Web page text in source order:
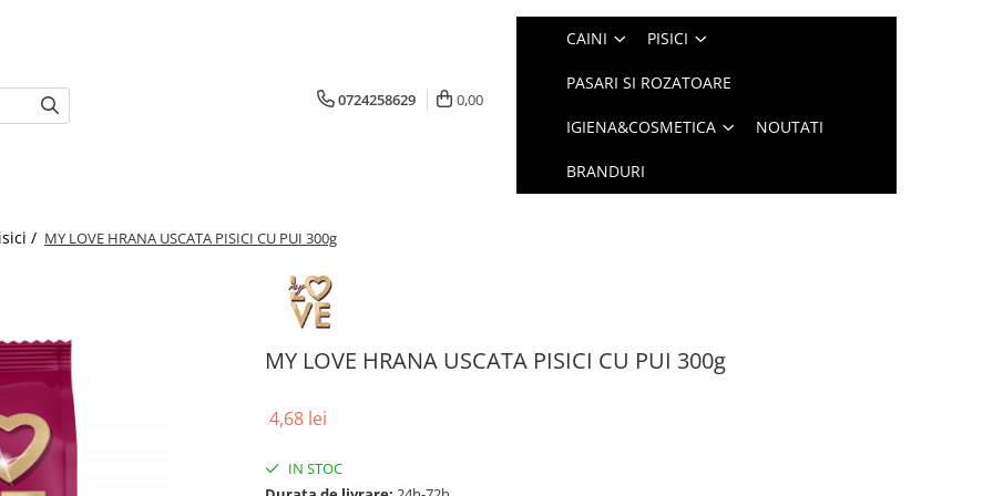
0724258629 0,00
CAINI PISICI
PASARI SI ROZATOARE
IGIENA&COSMETICA NOUTATI
BRANDURI
/ MY LOVE HRANA USCATA PISICI CU PUI 300g
MY LOVE HRANA USCATA PISICI CU PUI 300g
4,68 lei
IN STOC